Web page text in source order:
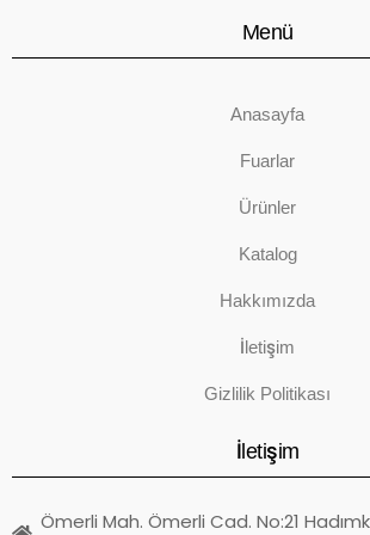
Menü
Anasayfa
Fuarlar
Ürünler
Katalog
Hakkımızda
İletişim
Gizlilik Politikası
İletişim
Ömerli Mah. Ömerli Cad. No:21